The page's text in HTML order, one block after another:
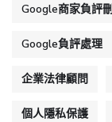
Google商家負評
Google負評處理
企業法律顧問
個人隱私保護